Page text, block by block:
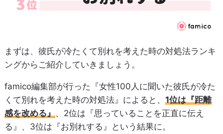
まずは、彼氏が冷たくて別れを考えた時の対処法ランキ
ングからご紹介していきましょう。
famico編集部が行った『女性100人に聞いた彼氏が冷た
くて別れを考えた時の対処法』によると、 1位は『距離
感を改める』 、2位は『思っていることを正直に伝え
る』、3位は『お別れする』という結果に。